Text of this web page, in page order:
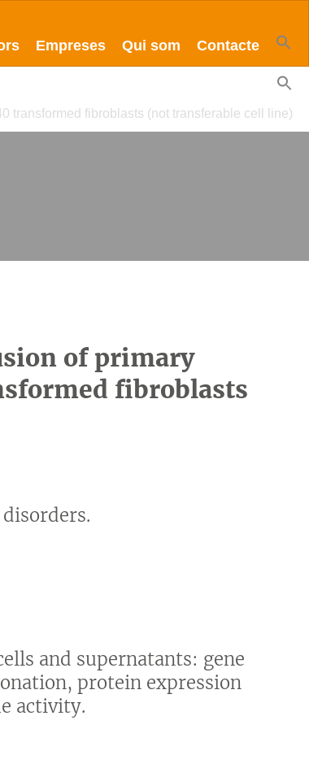
Empreses Qui som Contacte
transformed fibroblasts (not transferable cell line)
of primary
fibroblasts
and supernatants: gene
protein expression
activity.